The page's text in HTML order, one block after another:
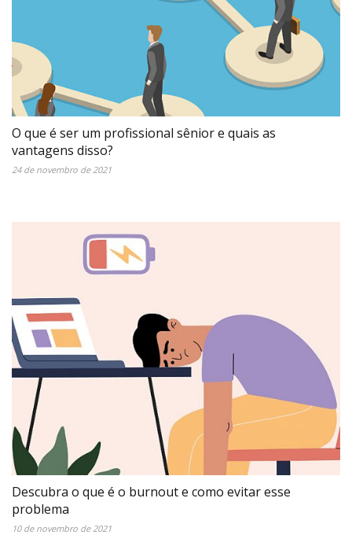
O que é ser um profissional sênior e quais as
vantagens disso?
24 de novembro de 2021
Descubra o que é o burnout e como evitar esse
problema
10 de novembro de 2021